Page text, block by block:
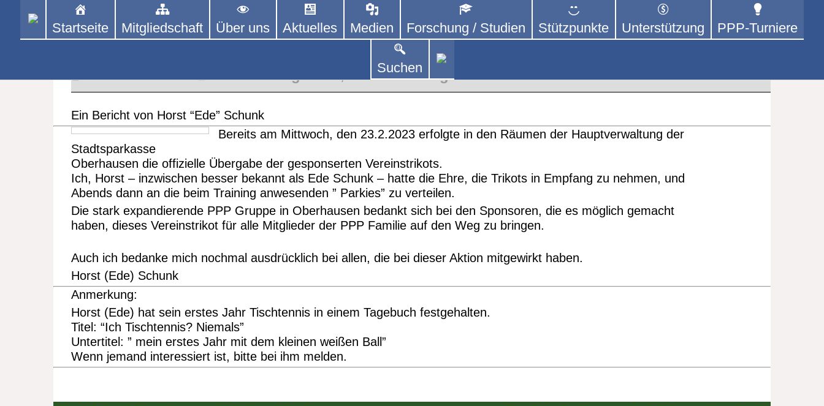
PINGPONGPARKINSON DEUTSCHLAND E. V.
ist der bundesweite Zusammenschluss von kooperierenden Vereinen und Einzelpersonen, der sich – mit dem Mittel
Tischtennis – überwiegend ehrenamtlich um Personen mit Parkinson und deren Angehörige kümmert.
Startseite Mitgliedschaft Über uns Aktuelles Medien Forschung / Studien Stützpunkte Unterstützung PPP-Turniere
Suchen
Unterstützung
Ein Bericht von Horst “Ede” Schunk
Bereits am Mittwoch, den 23.2.2023 erfolgte in den Räumen der Hauptverwaltung der
Stadtsparkasse
Oberhausen die offizielle Übergabe der gesponserten Vereinstrikots.
Ich, Horst – inzwischen besser bekannt als Ede Schunk – hatte die Ehre, die Trikots in Empfang zu nehmen, und
Abends dann an die beim Training anwesenden ” Parkies” zu verteilen.
Die stark expandierende PPP Gruppe in Oberhausen bedankt sich bei den Sponsoren, die es möglich gemacht
haben, dieses Vereinstrikot für alle Mitglieder der PPP Familie auf den Weg zu bringen.
Auch ich bedanke mich nochmal ausdrücklich bei allen, die bei dieser Aktion mitgewirkt haben.
Horst (Ede) Schunk
Anmerkung:
Horst (Ede) hat sein erstes Jahr Tischtennis in einem Tagebuch festgehalten.
Titel: “Ich Tischtennis? Niemals”
Untertitel: ” mein erstes Jahr mit dem kleinen weißen Ball”
Wenn jemand interessiert ist, bitte bei ihm melden.